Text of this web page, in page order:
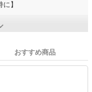
】
おすすめ商品